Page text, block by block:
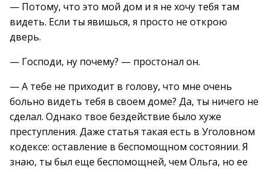
— Потому, что это мой дом и я не хочу тебя там
видеть. Если ты явишься, я просто не открою
дверь.
— Господи, ну почему? — простонал он.
— А тебе не приходит в голову, что мне очень
больно видеть тебя в своем доме? Да, ты ничего не
сделал. Однако твое бездействие было хуже
преступления. Даже статья такая есть в Уголовном
кодексе: оставление в беспомощном состоянии. Я
знаю, ты был еще беспомощней, чем Ольга, но ее